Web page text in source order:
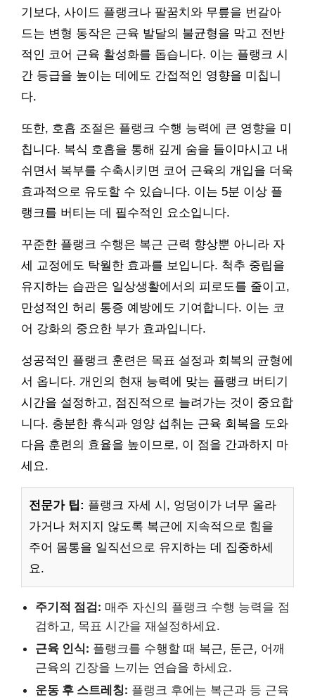
기보다, 사이드 플랭크나 팔꿈치와 무릎을 번갈아
드는 변형 동작은 근육 발달의 불균형을 막고 전반
적인 코어 근육 활성화를 돕습니다. 이는 플랭크 시
간 등급을 높이는 데에도 간접적인 영향을 미칩니
다.
또한, 호흡 조절은 플랭크 수행 능력에 큰 영향을 미
칩니다. 복식 호흡을 통해 깊게 숨을 들이마시고 내
쉬면서 복부를 수축시키면 코어 근육의 개입을 더욱
효과적으로 유도할 수 있습니다. 이는 5분 이상 플
랭크를 버티는 데 필수적인 요소입니다.
꾸준한 플랭크 수행은 복근 근력 향상뿐 아니라 자
세 교정에도 탁월한 효과를 보입니다. 척추 중립을
유지하는 습관은 일상생활에서의 피로도를 줄이고,
만성적인 허리 통증 예방에도 기여합니다. 이는 코
어 강화의 중요한 부가 효과입니다.
성공적인 플랭크 훈련은 목표 설정과 회복의 균형에
서 옵니다. 개인의 현재 능력에 맞는 플랭크 버티기
시간을 설정하고, 점진적으로 늘려가는 것이 중요합
니다. 충분한 휴식과 영양 섭취는 근육 회복을 도와
다음 훈련의 효율을 높이므로, 이 점을 간과하지 마
세요.
전문가 팁: 플랭크 자세 시, 엉덩이가 너무 올라
가거나 처지지 않도록 복근에 지속적으로 힘을
주어 몸통을 일직선으로 유지하는 데 집중하세
요.
주기적 점검: 매주 자신의 플랭크 수행 능력을 점
검하고, 목표 시간을 재설정하세요.
근육 인식: 플랭크를 수행할 때 복근, 둔근, 어깨
근육의 긴장을 느끼는 연습을 하세요.
운동 후 스트레칭: 플랭크 후에는 복근과 등 근육